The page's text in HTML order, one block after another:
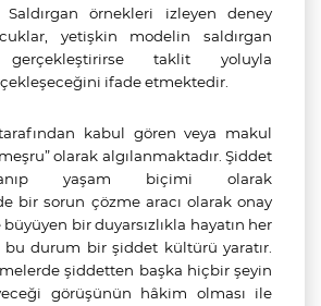
Saldırgan örnekleri izleyen deney
yetişkin modelin saldırgan
gerçekleştirirse taklit yoluyla
ifade etmektedir.
kabul gören veya makul
olarak algılanmaktadır. Şiddet
yaşam biçimi olarak
bir sorun çözme aracı olarak onay
bir duyarsızlıkla hayatın her
bu durum bir şiddet kültürü yaratır.
şiddetten başka hiçbir şeyin
görüşünün hâkim olması ile